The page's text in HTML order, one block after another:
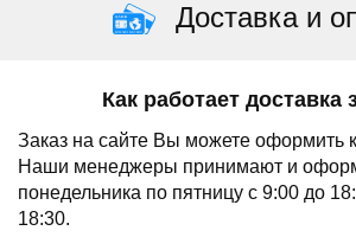
Доставка и
Как работает доставка
Заказ на сайте Вы можете оформить
Наши менеджеры принимают и
понедельника по пятницу с 9:00 до
18:30.